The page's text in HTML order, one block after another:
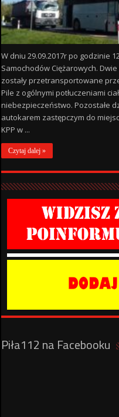
W dniu 29.09.2017r po godzinie
Samochodów Ciężarowych.
zostały przetransportowane
Pile z ogólnymi potłuczeniami
niebezpieczeństwo. Pozostałe
autokarem zastępczym do
KPP w ...
Czytaj dalej »
Piła112 na Facebooku